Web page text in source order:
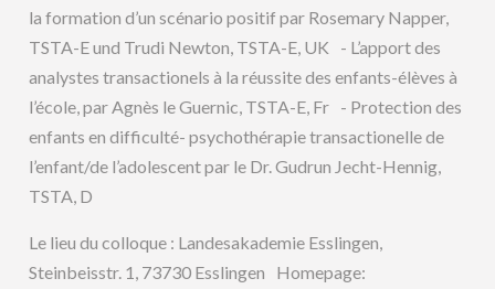
la formation d’un scénario positif par Rosemary Napper,
TSTA-E und Trudi Newton, TSTA-E, UK - L’apport des
analystes transactionels à la réussite des enfants-élèves à
l’école, par Agnès le Guernic, TSTA-E, Fr - Protection des
enfants en difficulté- psychothérapie transactionelle de
l’enfant/de l’adolescent par le Dr. Gudrun Jecht-Hennig,
TSTA, D
Le lieu du colloque : Landesakademie Esslingen,
Steinbeisstr. 1, 73730 Esslingen Homepage: